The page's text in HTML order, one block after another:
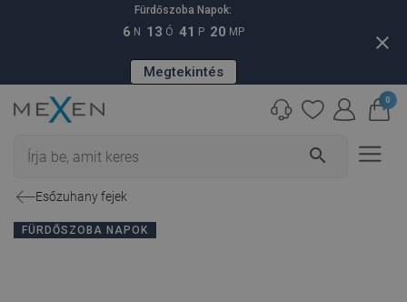
Fürdőszoba Napok:
6 N 13 Ó 41 P 19 MP
Megtekintés
close
search
0
Esőzuhany fejek
FÜRDŐSZOBA NAPOK